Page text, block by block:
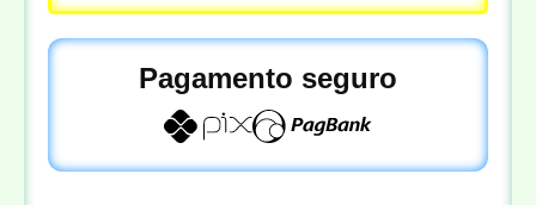
Pagamento seguro